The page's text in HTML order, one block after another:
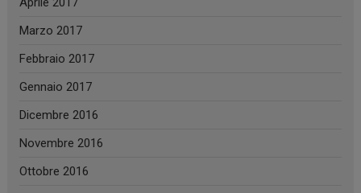
Marzo 2017
Febbraio 2017
Gennaio 2017
Dicembre 2016
Novembre 2016
Ottobre 2016